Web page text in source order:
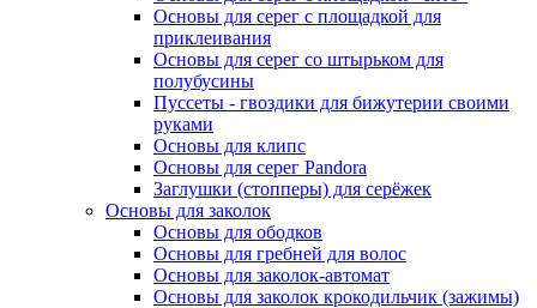
Основы для серег с площадкой для
приклеивания
Основы для серег со штырьком для
полубусины
Пуссеты - гвоздики для бижутерии своими
руками
Основы для клипс
Основы для серег Pandora
Заглушки (стопперы) для серёжек
Основы для заколок
Основы для ободков
Основы для гребней для волос
Основы для заколок-автомат
Основы для заколок крокодильчик (зажимы)